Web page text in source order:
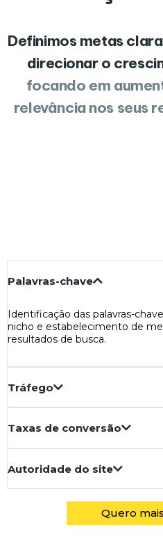
Definimos metas
direcionar o
focando em
relevância nos seus
Palavras-chave
Identificação das palavras-
nicho e estabelecimento de
resultados de busca.
Tráfego
Taxas de conversão
Autoridade do site
Quero